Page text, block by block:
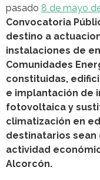
pasado 8 de mayo
Convocatoria
destino a
instalaciones de
Comunidades
constituidas,
e implantación de
fotovoltaica y
climatización en
destinatarios
actividad
Alcorcón.